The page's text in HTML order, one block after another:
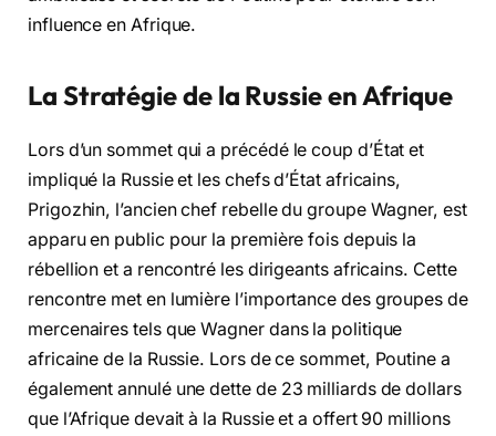
influence en Afrique.
La Stratégie de la Russie en Afrique
Lors d’un sommet qui a précédé le coup d’État et
impliqué la Russie et les chefs d’État africains,
Prigozhin, l’ancien chef rebelle du groupe Wagner, est
apparu en public pour la première fois depuis la
rébellion et a rencontré les dirigeants africains. Cette
rencontre met en lumière l’importance des groupes de
mercenaires tels que Wagner dans la politique
africaine de la Russie. Lors de ce sommet, Poutine a
également annulé une dette de 23 milliards de dollars
que l’Afrique devait à la Russie et a offert 90 millions